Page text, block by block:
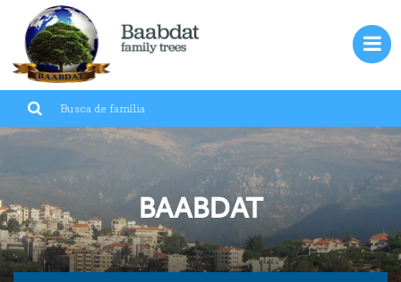
Entrar PT
Líbano
Famílias
Imigração
BAABDAT